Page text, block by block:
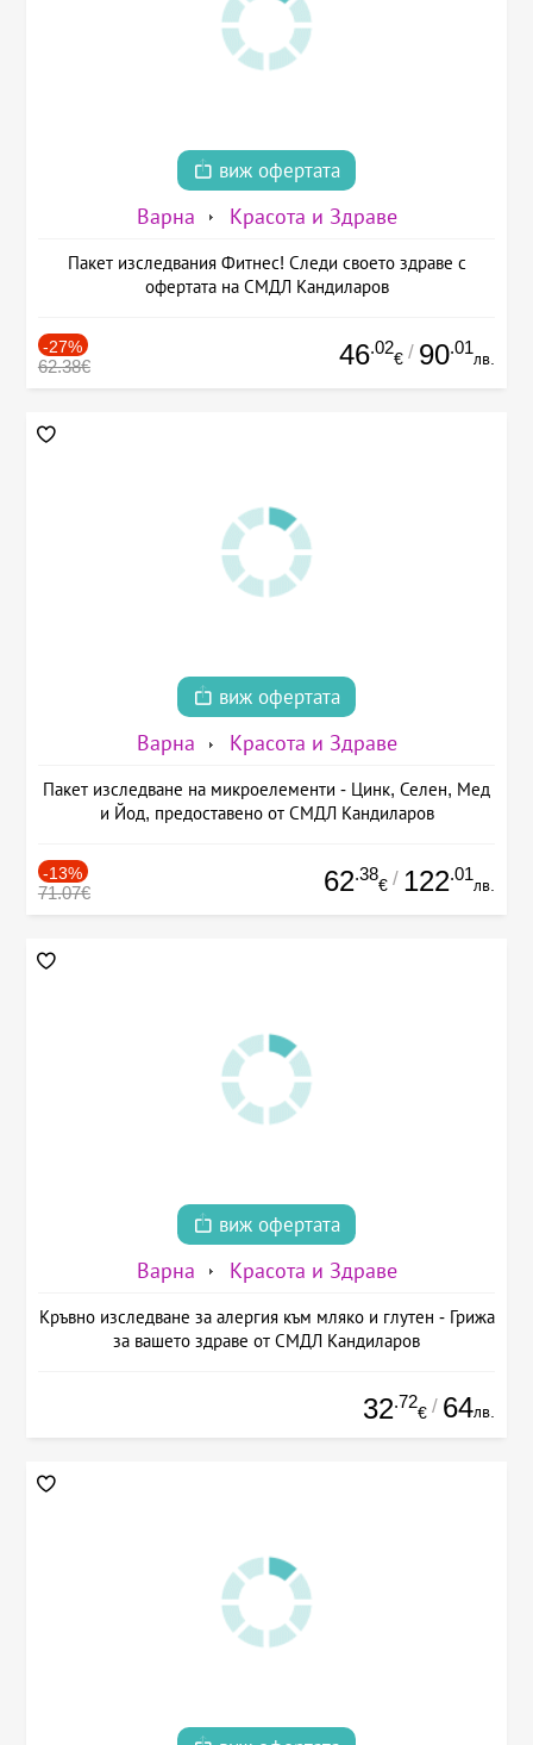
виж офертата
Варна Красота и Здраве
Пакет изследвания Фитнес! Следи своето здраве с
офертата на СМДЛ Кандиларов
-27%
62.38€ 46.02
€ / 90.01
лв.
виж офертата
Варна Красота и Здраве
Пакет изследване на микроелементи - Цинк, Селен, Мед
и Йод, предоставено от СМДЛ Кандиларов
-13%
71.07€ 62.38
€ / 122.01
лв.
виж офертата
Варна Красота и Здраве
Кръвно изследване за алергия към мляко и глутен - Грижа
за вашето здраве от СМДЛ Кандиларов
32.72
€ / 64лв.